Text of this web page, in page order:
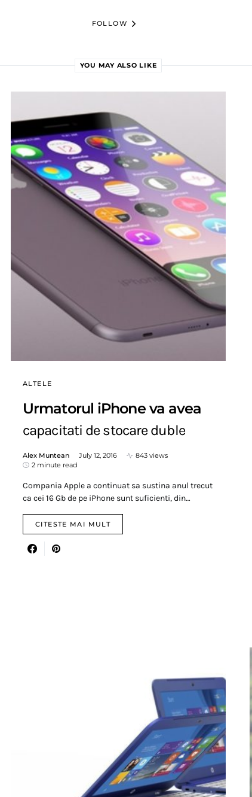
FOLLOW
YOU MAY ALSO LIKE
ALTELE
Urmatorul iPhone va avea
capacitati de stocare duble
Alex Muntean July 12, 2016
843 views
2 minute read
Compania Apple a continuat sa sustina anul trecut
ca cei 16 Gb de pe iPhone sunt suficienti, din…
CITESTE MAI MULT